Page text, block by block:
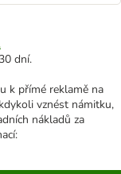
dní.
k přímé reklamě na
vznést námitku,
nákladů za